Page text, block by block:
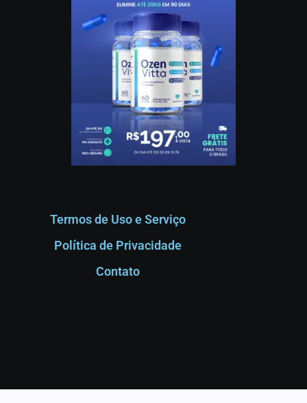
Termos de Uso e Serviço
Política de Privacidade
Contato